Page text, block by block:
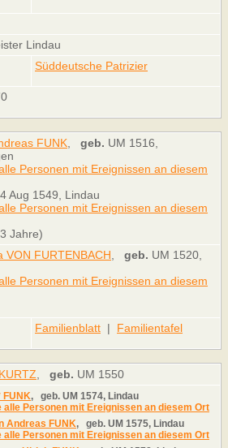
Lindau
Süddeutsche Patrizier
FUNK geb. UM 1516,
Aug 1549, Lindau
Jahre)
VON FURTENBACH geb. UM 1520,
Familienblatt | Familientafel
geb. UM 1550
FUNK, geb. UM 1574, Lindau
Andreas FUNK, geb. UM 1575, Lindau